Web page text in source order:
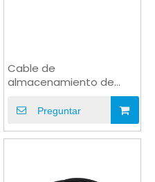
Cable de
almacenamiento de
energía fotovoltaica 35
mm2 1kv Arnés de cable
Preguntar